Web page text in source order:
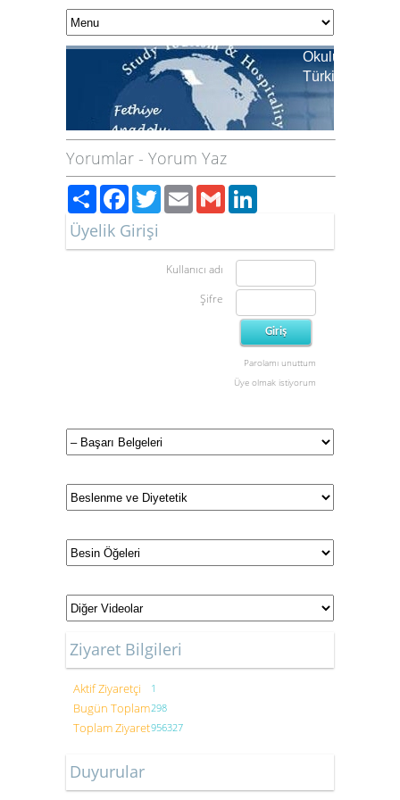
Okulumuz
Türkiye
Yorumlar - Yorum Yaz
PaylaşFacebook
TwitterEmailGmail
Üyelik Girişi
Kullanıcı adı
Şifre
Parolamı unuttum
Üye olmak istiyorum
Ziyaret Bilgileri
Aktif Ziyaretçi 1
Bugün Toplam298
Toplam Ziyaret956327
Duyurular
Gastronomi ve Mutfak Sanatları